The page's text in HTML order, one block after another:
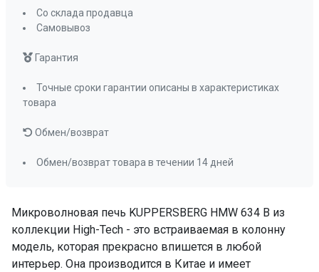
Часы
Размораживание
Управление
электронное
Микроволновая печь KUPPERSBERG HMW 634 B из
коллекции High-Tech - это встраиваемая в колонну
модель, которая прекрасно впишется в любой
интерьер. Она производится в Китае и имеет
Со склада продавца
Самовывоз
Гарантия
Точные сроки гарантии описаны в характеристиках
товара
Обмен/возврат
Обмен/возврат товара в течении 14 дней